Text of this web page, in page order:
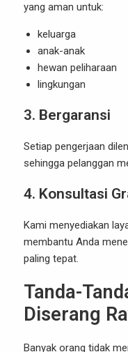
yang aman untuk:
keluarga
anak-anak
hewan peliharaan
lingkungan
3. Bergaransi
Setiap pengerjaan
sehingga pelanggan
4. Konsultasi
Kami menyediakan
membantu Anda
paling tepat.
Tanda-
Diserang
Banyak orang tidak